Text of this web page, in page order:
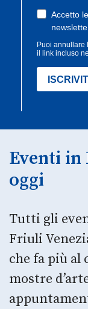
Eventi in
oggi
Tutti gli
Friuli
che fa più al
mostre